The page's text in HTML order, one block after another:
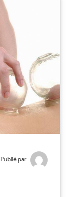
Publié par